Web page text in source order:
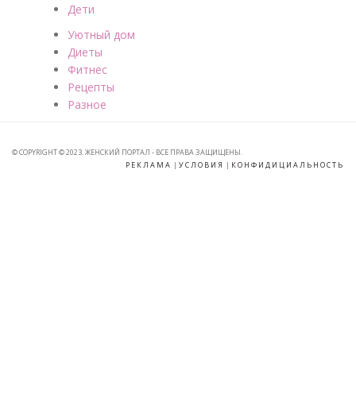
Дети
Уютный дом
Диеты
Фитнес
Рецепты
Разное
© COPYRIGHT © 2023. ЖЕНСКИЙ ПОРТАЛ - ВСЕ ПРАВА ЗАЩИЩЕНЫ.
РЕКЛАМА | УСЛОВИЯ | КОНФИДИЦИАЛЬНОСТЬ